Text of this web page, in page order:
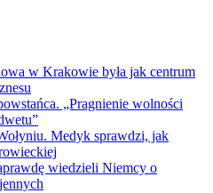
w Krakowie była jak centrum
„Pragnienie wolności
Medyk sprawdzi, jak
wiedzieli Niemcy o